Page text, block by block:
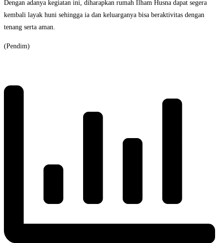
Dengan adanya kegiatan ini, diharapkan rumah Ilham Husna dapat segera
kembali layak huni sehingga ia dan keluarganya bisa beraktivitas dengan
tenang serta aman.
(Pendim)